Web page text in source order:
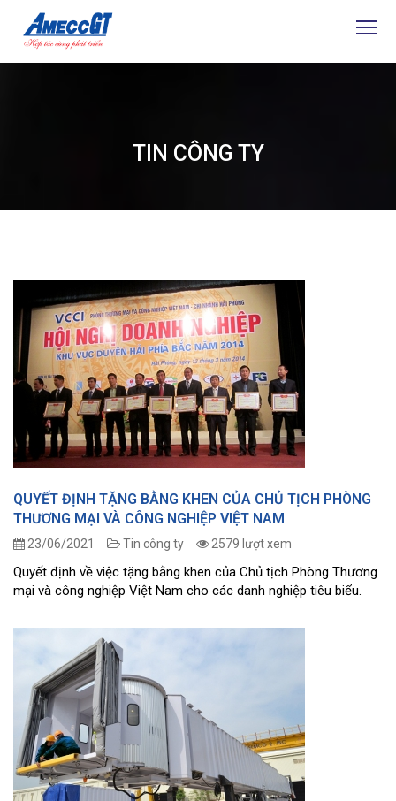
TIN CÔNG TY
QUYẾT ĐỊNH TẶNG BẰNG KHEN CỦA CHỦ TỊCH PHÒNG
THƯƠNG MẠI VÀ CÔNG NGHIỆP VIỆT NAM
23/06/2021 Tin công ty 2579 lượt xem
Quyết định về việc tặng bằng khen của Chủ tịch Phòng Thương
mại và công nghiệp Việt Nam cho các danh nghiệp tiêu biểu.